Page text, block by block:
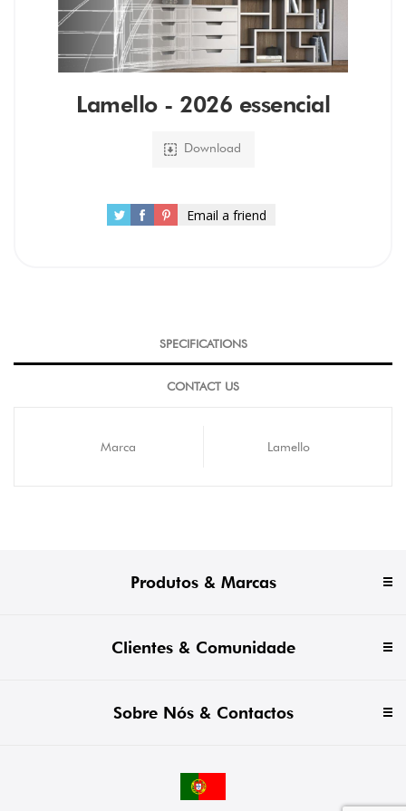
Lamello - 2026 essencial
Download
Email a friend
SPECIFICATIONS
CONTACT US
Marca Lamello
Produtos & Marcas
Clientes & Comunidade
Sobre Nós & Contactos